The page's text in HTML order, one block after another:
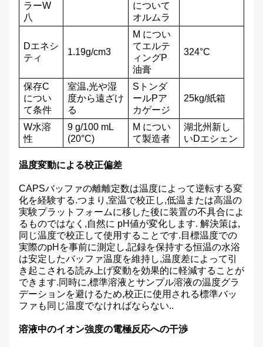
ラーW
八
について
オルムラ
Dエネシ
ティ
1.19g/cm3
M につい
てエルテ
ィングP
油膏
324°C
保存C
につい
て条件
室温,光や湿
度から遠ざけ
る
S トンダ
ールPア
カゲージ
25kg/紙箱
W水溶
性
9 g/100 mL
(20°C)
M につい
て製造者
湖北州 新し
いDエシェン
温度変動による校正偏差
CAPSバッファの離離定数は温度によって逆転する変
化を経験する.つまり,室温で校正し,低温または高温の
実験プラットフォームに移した後に装置の不具合によ
るものではなく,自然に pH値が変化します. 解決策は,
同じ温度で校正して使用することです.目標温度での
実際のpHを事前に測定し,記録を保持する恒温の水浴
は安定したバッファ温度を維持し,温度差によって引
き起こされる読み上げ変動を効果的に軽減することが
できます.同時に,標準溶液とサンプル溶液の温度グラ
デーションを避けるため,校正に使用される標準バッ
ファも同じ温度でなければならない..
溶液中のイオン強度の電極反応への干渉